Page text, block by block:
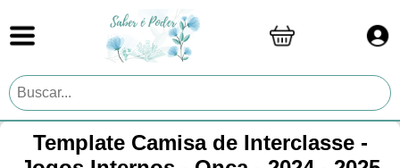
Template Camisa de Interclasse -